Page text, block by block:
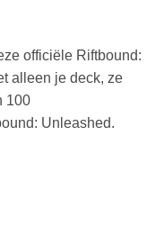
officiële Riftbound:
alleen je deck, ze
100
Unleashed.